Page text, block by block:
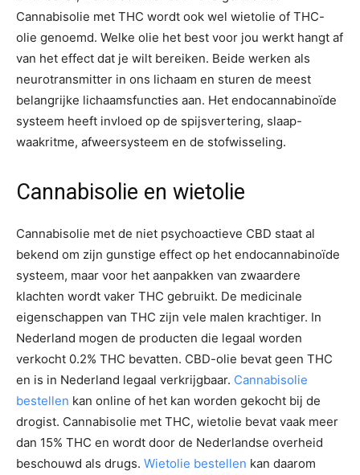
Cannabisolie met THC wordt ook wel wietolie of THC-
olie genoemd. Welke olie het best voor jou werkt hangt af
van het effect dat je wilt bereiken. Beide werken als
neurotransmitter in ons lichaam en sturen de meest
belangrijke lichaamsfuncties aan. Het endocannabinoïde
systeem heeft invloed op de spijsvertering, slaap-
waakritme, afweersysteem en de stofwisseling.
Cannabisolie en wietolie
Cannabisolie met de niet psychoactieve CBD staat al
bekend om zijn gunstige effect op het endocannabinoïde
systeem, maar voor het aanpakken van zwaardere
klachten wordt vaker THC gebruikt. De medicinale
eigenschappen van THC zijn vele malen krachtiger. In
Nederland mogen de producten die legaal worden
verkocht 0.2% THC bevatten. CBD-olie bevat geen THC
en is in Nederland legaal verkrijgbaar. Cannabisolie
bestellen kan online of het kan worden gekocht bij de
drogist. Cannabisolie met THC, wietolie bevat vaak meer
dan 15% THC en wordt door de Nederlandse overheid
beschouwd als drugs. Wietolie bestellen kan daarom